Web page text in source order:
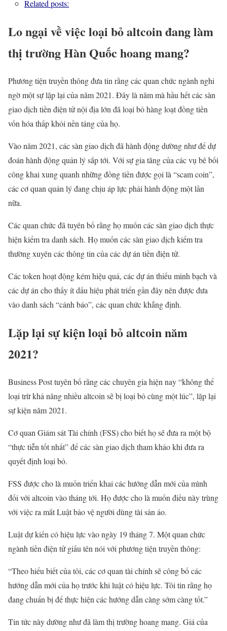
Related posts:
Lo ngại về việc loại bỏ altcoin đang làm
thị trường Hàn Quốc hoang mang?
Phương tiện truyền thông đưa tin rằng các quan chức ngành nghi
ngờ một sự lặp lại của năm 2021. Đây là năm mà hầu hết các sàn
giao dịch tiền điện tử nội địa lớn đã loại bỏ hàng loạt đồng tiền
vốn hóa thấp khỏi nền tảng của họ.
Vào năm 2021, các sàn giao dịch đã hành động dường như để dự
đoán hành động quản lý sắp tới. Với sự gia tăng của các vụ bê bối
công khai xung quanh những đồng tiền được gọi là “scam coin”,
các cơ quan quản lý đang chịu áp lực phải hành động một lần
nữa.
Các quan chức đã tuyên bố rằng họ muốn các sàn giao dịch thực
hiện kiểm tra danh sách. Họ muốn các sàn giao dịch kiểm tra
thường xuyên các thông tin của các dự án tiền điện tử.
Các token hoạt động kém hiệu quả, các dự án thiếu minh bạch và
các dự án cho thấy ít dấu hiệu phát triển gần đây nên được đưa
vào danh sách “cảnh báo”, các quan chức khẳng định.
Lặp lại sự kiện loại bỏ altcoin năm
2021?
Business Post tuyên bố rằng các chuyên gia hiện nay “không thể
loại trừ khả năng nhiều altcoin sẽ bị loại bỏ cùng một lúc”, lặp lại
sự kiện năm 2021.
Cơ quan Giám sát Tài chính (FSS) cho biết họ sẽ đưa ra một bộ
“thực tiễn tốt nhất” để các sàn giao dịch tham khảo khi đưa ra
quyết định loại bỏ.
FSS được cho là muốn triển khai các hướng dẫn mới của mình
đối với altcoin vào tháng tới. Họ được cho là muốn điều này trùng
với việc ra mắt Luật bảo vệ người dùng tài sản ảo.
Luật dự kiến ​​có hiệu lực vào ngày 19 tháng 7. Một quan chức
ngành tiền điện tử giấu tên nói với phương tiện truyền thông:
“Theo hiểu biết của tôi, các cơ quan tài chính sẽ công bố các
hướng dẫn mới của họ trước khi luật có hiệu lực. Tôi tin rằng họ
đang chuẩn bị để thực hiện các hướng dẫn càng sớm càng tốt.”
Tin tức này dường như đã làm thị trường hoang mang. Giá của